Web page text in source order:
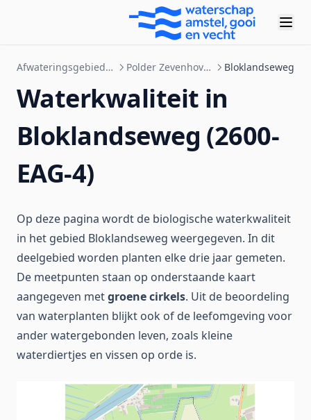
Afwateringsgebieden Polder Zevenhoven Bloklandseweg
Waterkwaliteit in
Bloklandseweg (2600-
EAG-4)
Op deze pagina wordt de biologische waterkwaliteit
in het gebied Bloklandseweg weergegeven. In dit
deelgebied worden planten elke drie jaar gemeten.
De meetpunten staan op onderstaande kaart
aangegeven metgroene cirkels. Uit de beoordeling
van waterplanten blijkt ook of de leefomgeving voor
ander watergebonden leven, zoals kleine
waterdiertjes en vissen op orde is.